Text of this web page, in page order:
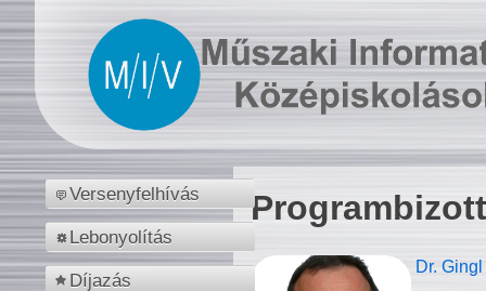
Versenyfelhívás
Lebonyolítás
Díjazás
Dr.